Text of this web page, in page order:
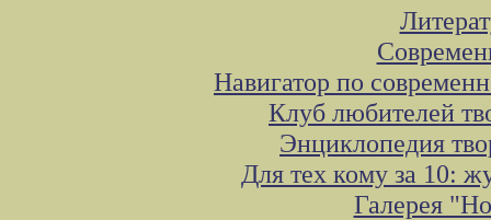
Навигатор по
Клуб любителей
Энциклопедия
Для тех кому за 10:
Галерея